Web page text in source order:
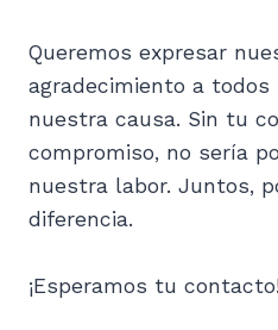
Queremos expresar
agradecimiento a todos
nuestra causa. Sin tu
compromiso, no sería
nuestra labor. Juntos,
diferencia.
¡Esperamos tu contacto!